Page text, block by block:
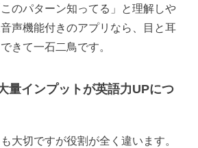
のパターン知ってる」と理解しや
声機能付きのアプリなら、目と耳
きて一石二鳥です。
量インプットが英語力UPにつ
大切ですが役割が全く違います。